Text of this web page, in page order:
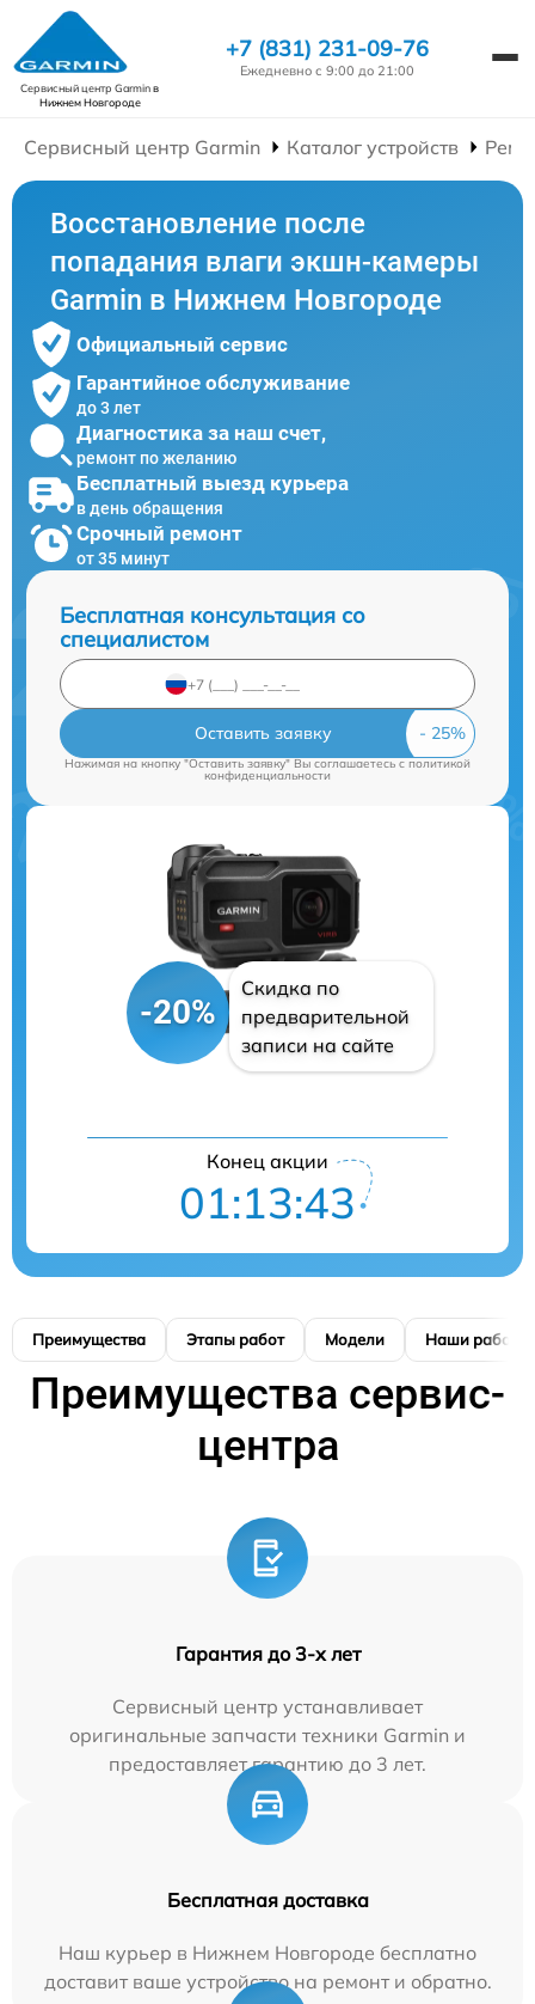
Сервисный центр Garminв
Нижнем Новгороде
+7 (831) 231-09-76
Ежедневно с 9:00 до 21:00
Сервисный центр Garmin Каталог устройств
Восстановление после
попадания влаги экшн-камеры
Garmin в Нижнем Новгороде
Официальный сервис
Гарантийное обслуживание
до 3 лет
Диагностика за наш счет,
ремонт по желанию
Бесплатный выезд курьера
в день обращения
Срочный ремонт
от 35 минут
Бесплатная консультация со
специалистом
Оставить заявку
Нажимая на кнопку "Оставить заявку" Вы соглашаетесь cполитикой
конфиденциальности
-20%
Скидка по
предварительной
записи на сайте
Конец акции
01:13:42
Преимущества Этапы работ Модели Наши работы
Преимущества сервис-
центра
Гарантия до 3-х лет
Сервисный центр устанавливает
оригинальные запчасти техники Garmin и
предоставляет гарантию до 3 лет.
Бесплатная доставка
Наш курьер в Нижнем Новгороде бесплатно
доставит ваше устройство на ремонт и обратно.